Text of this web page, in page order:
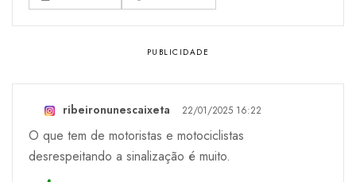
ribeironunescaixeta 22/01/2025 16:22
O que tem de motoristas e motociclistas
desrespeitando a sinalização é muito.